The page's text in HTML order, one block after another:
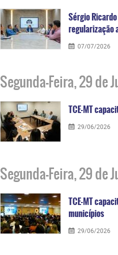
Sérgio
regularização
07/07/2026
Segunda-Feira, 29 de
TCE-MT
29/06/2026
Segunda-Feira, 29 de
TCE-MT
municípios
29/06/2026